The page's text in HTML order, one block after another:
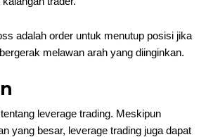
adalah order untuk menutup posisi jika
melawan arah yang diinginkan.
leverage trading. Meskipun
yang besar, leverage trading juga dapat